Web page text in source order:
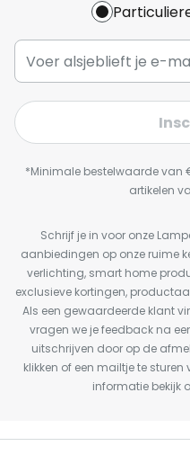
*Minimale bestelwaarde van
artikelen
Schrijf je in voor onze
aanbiedingen op onze ruime
verlichting, smart home
exclusieve kortingen,
Als een gewaardeerde klant
vragen we je feedback na
uitschrijven door op de
klikken of een mailtje te sturen
informatie bekijk